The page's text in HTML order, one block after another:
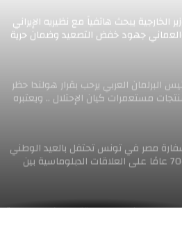
الخارجية يبحث هاتفياً مع نظيريه الإيراني
جهود خفض التصعيد وضمان حرية
البرلمان العربي يرحب بقرار هولندا حظر
مستعمرات كيان الإحتلال .. ويعتبره
مصر في تونس تحتفل بالعيد الوطني
و70 عامًا على العلاقات الدبلوماسية بين
البرلمان العربي يستقبل سفير جمهورية